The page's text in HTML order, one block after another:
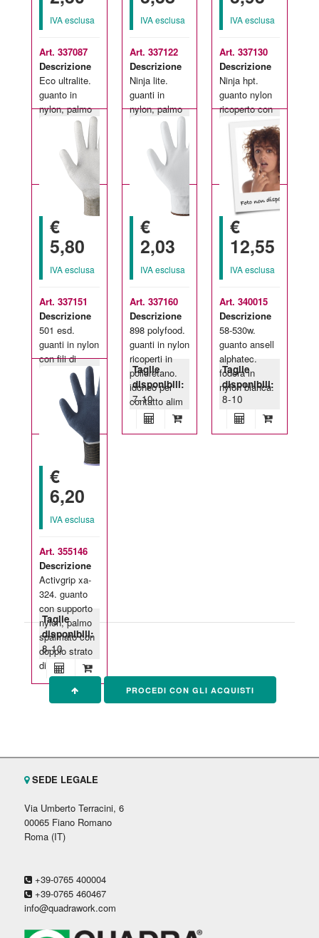
IVA esclusa
Art. 337087
Descrizione
Eco ultralite.
guanto in
nylon, palmo
ricoperto in
poliuretano.
Taglie
disponibili:
7-10
IVA esclusa
Art. 337122
Descrizione
Ninja lite.
guanti in
nylon, palmo
ricoperto in
poliuretano.
Taglie
disponibili:
7-10
IVA esclusa
Art. 337130
Descrizione
Ninja hpt.
guanto nylon
ricoperto con
speciale
formula di
polimeri hpt
technolog
Taglie
disponibili:
7-10
€
5,80
IVA esclusa
Art. 337151
Descrizione
501 esd.
guanti in nylon
con fili di
rame ricoperti
in poliuretano
propriet
disponibili:
9-10
€
2,03
IVA esclusa
Art. 337160
Descrizione
898 polyfood.
guanti in nylon
ricoperti in
poliuretano.
idoneo per
contatto alim
Taglie
disponibili:
7-10
€
12,55
IVA esclusa
Art. 340015
Descrizione
58-530w.
guanto ansell
alphatec.
fodera in
nylon bianca.
Taglie
disponibili:
8-10
€
6,20
IVA esclusa
Art. 355146
Descrizione
Activgrip xa-
324. guanto
con supporto
nylon, palmo
spalmato con
doppio strato
di
Taglie
disponibili:
8-10
PROCEDI CON GLI ACQUISTI
SEDE LEGALE
Via Umberto Terracini, 6
00065 Fiano Romano
Roma (IT)
+39-0765 400004
+39-0765 460467
info@quadrawork.com